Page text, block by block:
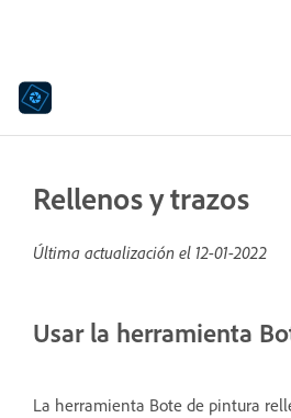
Rellenos y trazos
Última actualización el 12-01-2022
Usar la herramienta
La herramienta Bote de pintura